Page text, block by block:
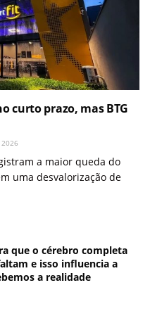
curto prazo, mas BTG
2026
a maior queda do
uma desvalorização de
que o cérebro completa
e isso influencia a
a realidade